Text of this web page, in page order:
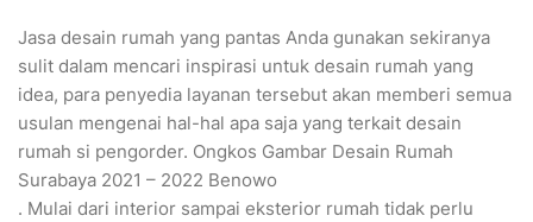
Jasa desain rumah yang pantas Anda gunakan sekiranya
sulit dalam mencari inspirasi untuk desain rumah yang
idea, para penyedia layanan tersebut akan memberi semua
usulan mengenai hal-hal apa saja yang terkait desain
rumah si pengorder. Ongkos Gambar Desain Rumah
Surabaya 2021 – 2022 Benowo
. Mulai dari interior sampai eksterior rumah tidak perlu